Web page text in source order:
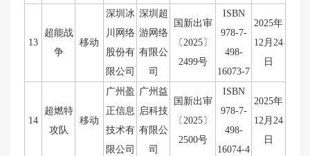
13
超能战
争
移动
深圳冰
川网络
股份有
限公司
深圳超
游网络
有限公
司
国新出审
〔2025〕
2499号
ISBN
978-7-
498-
16073-7
2025年
12月24
日
14
超燃特
攻队
移动
广州盈
正信息
技术有
限公司
广州益
启科技
有限公
司
国新出审
〔2025〕
2500号
ISBN
978-7-
498-
16074-4
2025年
12月24
日